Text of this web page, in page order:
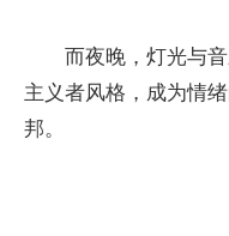
而夜晚，灯光与
主义者风格，成为情
邦。